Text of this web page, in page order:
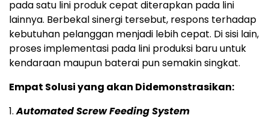
pada satu lini produk cepat diterapkan pada lini
lainnya. Berbekal sinergi tersebut, respons terhadap
kebutuhan pelanggan menjadi lebih cepat. Di sisi lain,
proses implementasi pada lini produksi baru untuk
kendaraan maupun baterai pun semakin singkat.
Empat Solusi yang akan Didemonstrasikan:
1.Automated Screw Feeding System